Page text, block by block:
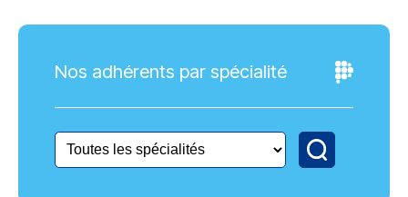
Nos adhérents par spécialité